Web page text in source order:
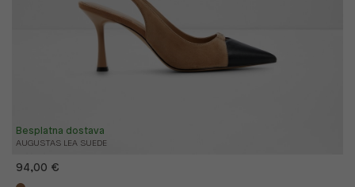
AUGUSTAS LEA SUEDE
Besplatna dostava
94,00 €